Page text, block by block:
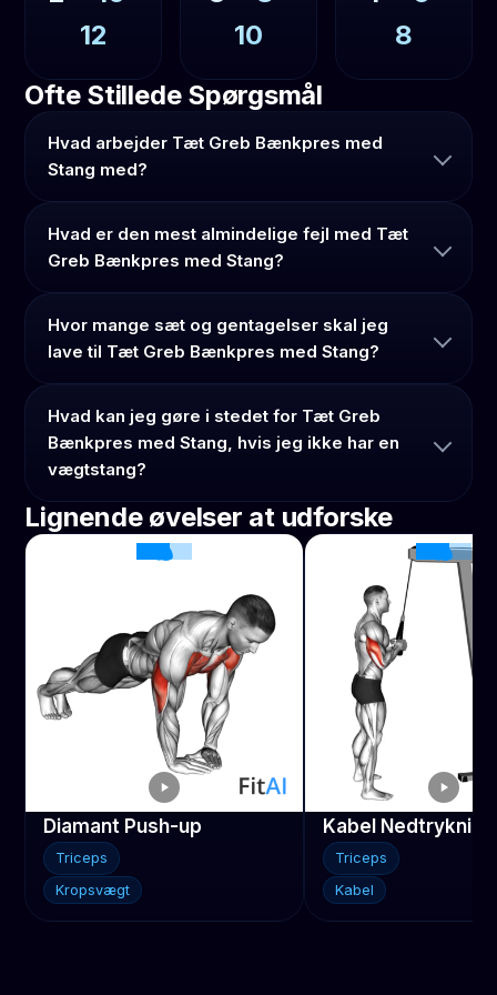
12
10
8
Ofte Stillede Spørgsmål
Hvad arbejder Tæt Greb Bænkpres med
Stang med?
Hvad er den mest almindelige fejl med Tæt
Greb Bænkpres med Stang?
Hvor mange sæt og gentagelser skal jeg
lave til Tæt Greb Bænkpres med Stang?
Hvad kan jeg gøre i stedet for Tæt Greb
Bænkpres med Stang, hvis jeg ikke har en
vægtstang?
Lignende øvelser at udforske
Diamant Push-up
Triceps
Kropsvægt
Kabel Nedtrykning
Triceps
Kabel